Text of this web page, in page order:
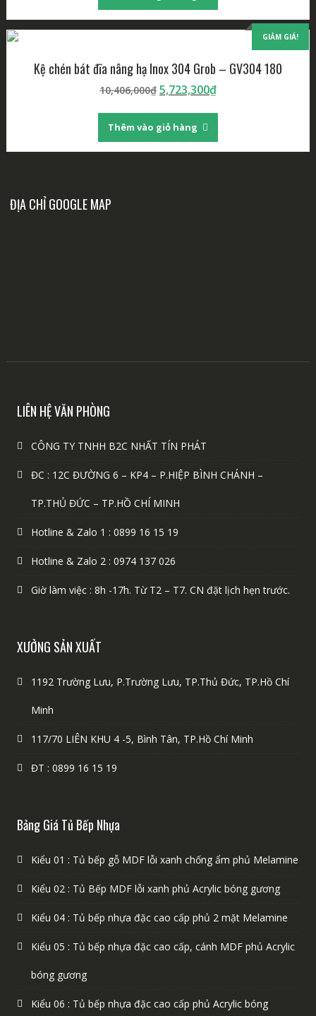
10,700,000₫.
5,885,000₫.
GIẢM GIÁ!
Kệ chén bát đĩa nâng hạ Inox 304 Grob – GV304 180
10,406,000₫ Giá
là:
10,406,000₫.
5,723,300₫Giá
5,723,300₫.
Thêm vào giỏ hàng
ĐỊA CHỈ GOOGLE MAP
LIÊN HỆ VĂN PHÒNG
CÔNG TY TNHH B2C NHẤT TÍN PHÁT
ĐC : 12C ĐƯỜNG 6 – KP4 – P.HIỆP BÌNH CHÁNH –
TP.THỦ ĐỨC – TP.HỒ CHÍ MINH
Hotline & Zalo 1 : 0899 16 15 19
Hotline & Zalo 2 : 0974 137 026
Giờ làm việc : 8h -17h. Từ T2 – T7. CN đặt lịch hẹn trước.
XƯỞNG SẢN XUẤT
1192 Trường Lưu, P.Trường Lưu, TP.Thủ Đức, TP.Hồ Chí
Minh
117/70 LIÊN KHU 4 -5, Bình Tân, TP.Hồ Chí Minh
ĐT : 0899 16 15 19
Bảng Giá Tủ Bếp Nhựa
Kiểu 01 : Tủ bếp gỗ MDF lỗi xanh chống ẩm phủ Melamine
Kiểu 02 : Tủ Bếp MDF lỗi xanh phủ Acrylic bóng gương
Kiểu 04 : Tủ bếp nhựa đặc cao cấp phủ 2 mặt Melamine
Kiểu 05 : Tủ bếp nhựa đặc cao cấp, cánh MDF phủ Acrylic
bóng gương
Kiểu 06 : Tủ bếp nhựa đặc cao cấp phủ Acrylic bóng